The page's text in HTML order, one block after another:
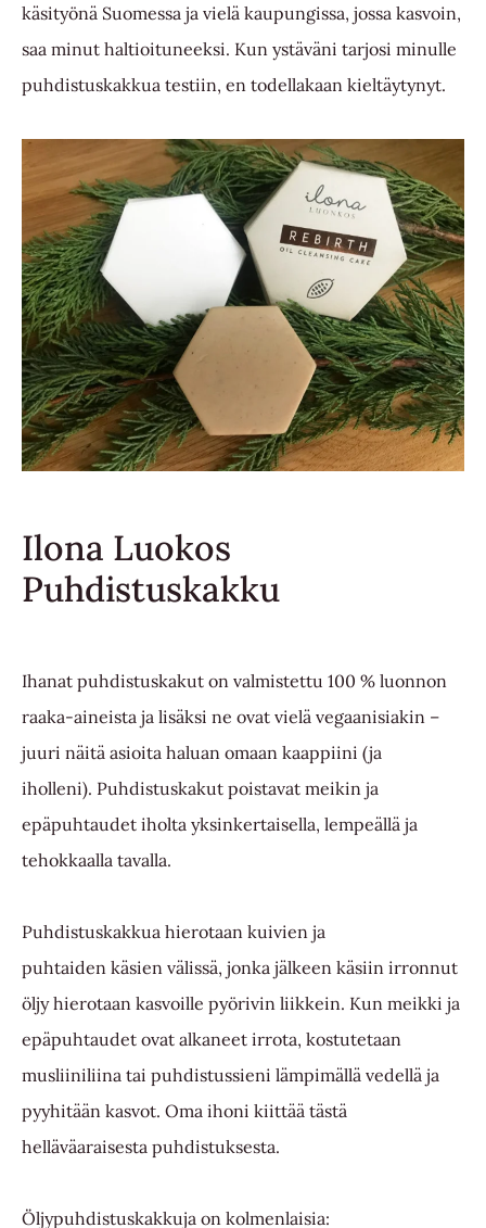
käsityönä Suomessa ja vielä kaupungissa, jossa kasvoin,
saa minut haltioituneeksi. Kun ystäväni tarjosi minulle
puhdistuskakkua testiin, en todellakaan kieltäytynyt.
Ilona Luokos
Puhdistuskakku
Ihanat puhdistuskakut on valmistettu 100 % luonnon
raaka-aineista ja lisäksi ne ovat vielä vegaanisiakin –
juuri näitä asioita haluan omaan kaappiini (ja
iholleni). Puhdistuskakut poistavat meikin ja
epäpuhtaudet iholta yksinkertaisella, lempeällä ja
tehokkaalla tavalla.
Puhdistuskakkua hierotaan kuivien ja
puhtaiden käsien välissä, jonka jälkeen käsiin irronnut
öljy hierotaan kasvoille pyörivin liikkein. Kun meikki ja
epäpuhtaudet ovat alkaneet irrota, kostutetaan
musliiniliina tai puhdistussieni lämpimällä vedellä ja
pyyhitään kasvot. Oma ihoni kiittää tästä
helläväaraisesta puhdistuksesta.
Öljypuhdistuskakkuja on kolmenlaisia: